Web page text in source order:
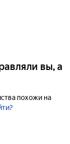
вы, а
похожи на